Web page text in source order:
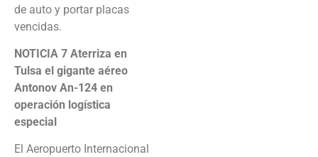
de auto y portar placas
vencidas.
NOTICIA 7 Aterriza en
Tulsa el gigante aéreo
Antonov An-124 en
operación logística
especial
El Aeropuerto Internacional